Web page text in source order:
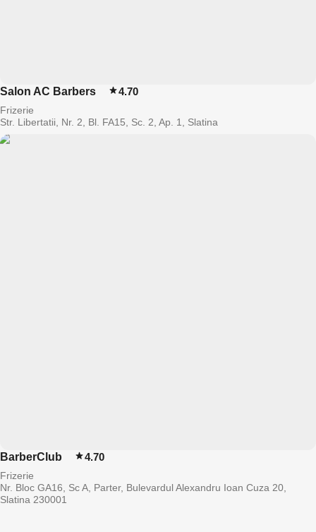
Salon AC Barbers 4.70
Frizerie
Str. Libertatii, Nr. 2, Bl. FA15, Sc. 2, Ap. 1, Slatina
BarberClub 4.70
Frizerie
Nr. Bloc GA16, Sc A, Parter, Bulevardul Alexandru Ioan Cuza 20,
Slatina 230001